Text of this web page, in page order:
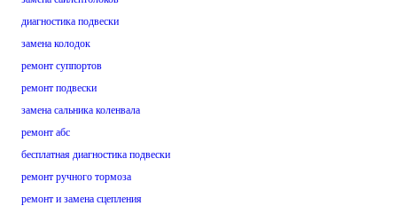
диагностика подвески
замена колодок
ремонт суппортов
ремонт подвески
замена сальника коленвала
ремонт абс
бесплатная диагностика подвески
ремонт ручного тормоза
ремонт и замена сцепления